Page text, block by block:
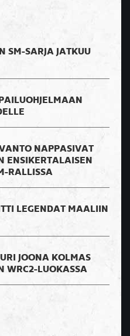
SM-SARJA JATKUU
NAPPASIVAT
ENSIKERTALAISEN
RALLISSA
LEGENDAT MAALIIN
JOONA KOLMAS
WRC2-LUOKASSA